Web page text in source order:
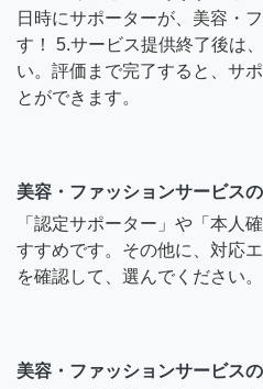
日時にサポーターが、美容・
す！ 5.サービス提供終了後は
い。評価まで完了すると、サ
とができます。
美容・ファッションサービス
「認定サポーター」や「本人
すすめです。その他に、対応
を確認して、選んでください。
美容・ファッションサービス